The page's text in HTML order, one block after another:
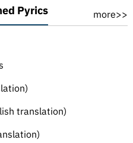
Pyrics more>>
translation)